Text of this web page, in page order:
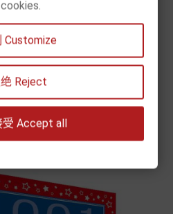
典丛书：伊索寓言（注音版）
Price
€8.90

Customize
Reject
受 Accept all